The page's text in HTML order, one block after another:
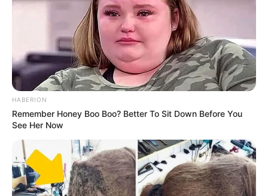
HABERION
Remember Honey Boo Boo? Better To Sit Down Before You
See Her Now